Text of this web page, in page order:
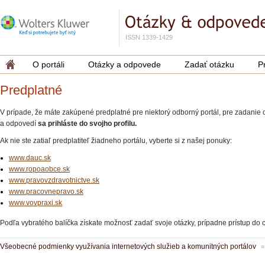
ISSN 1339-1429
O portáli Otázky a odpovede Zadať otázku
Predplatné
V prípade, že máte zakúpené predplatné pre niektorý odborný portál, pre
a odpovedí sa prihláste do svojho profilu.
Ak nie ste zatiaľ predplatiteľ žiadneho portálu, vyberte si z našej ponuky:
www.dauc.sk
www.ropoaobce.sk
www.pravovzdravotnictve.sk
www.pracovnepravo.sk
www.vovpraxi.sk
Podľa vybratého balíčka získate možnosť zadať svoje otázky, prípadne prístup do
Všeobecné podmienky využívania internetových služieb a komunitných portálov